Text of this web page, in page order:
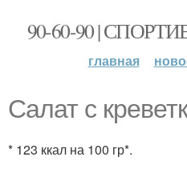
90-60-90 |
главная
Салат с
* 123 ккал на 100 гр*.